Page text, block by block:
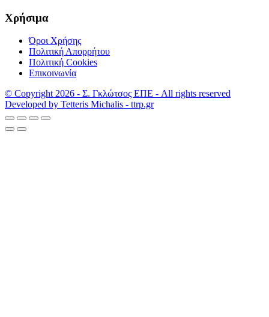
Χρήσιμα
Όροι Χρήσης
Πολιτική Απορρήτου
Πολιτική Cookies
Επικοινωνία
© Copyright 2026 - Σ. Γκλώτσος ΕΠΕ - All rights reserved
Developed by Tetteris Michalis - ttrp.gr